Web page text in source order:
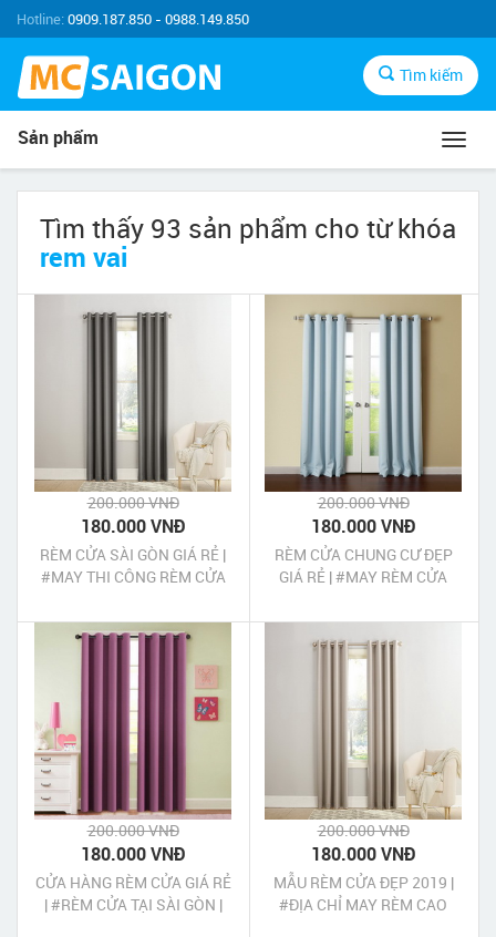
Hotline:0909.187.850 - 0988.149.850
Tìm kiếm
Sản phẩm
Tìm thấy 93 sản phẩm cho từ khóa
rem vai
200.000 VNĐ
180.000 VNĐ
RÈM CỬA SÀI GÒN GIÁ RẺ |
#MAY THI CÔNG RÈM CỬA
LƯỢNG
200.000 VNĐ
180.000 VNĐ
RÈM CỬA CHUNG CƯ ĐẸP
GIÁ RẺ | #MAY RÈM CỬA
CẤP TẠI TP HCM
200.000 VNĐ
180.000 VNĐ
CỬA HÀNG RÈM CỬA GIÁ RẺ
| #RÈM CỬA TẠI SÀI GÒN |
200.000 VNĐ
180.000 VNĐ
MẪU RÈM CỬA ĐẸP 2019 |
#ĐỊA CHỈ MAY RÈM CAO